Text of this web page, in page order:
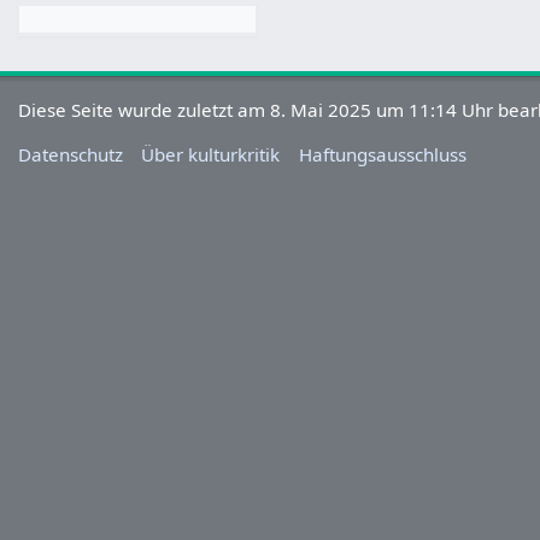
Diese Seite wurde zuletzt am 8. Mai 2025 um 11:14 Uhr
Datenschutz
Über kulturkritik Haftungsausschluss